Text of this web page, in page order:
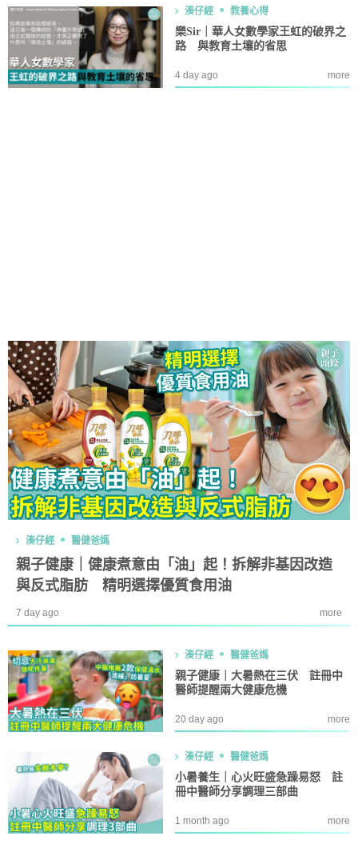
湊仔經 教養心得
樂Sir｜華人女數學家王虹的破界之
路 與教育土壤的省思
4 day ago more
湊仔經 醫健爸媽
親子健康｜健康煮意由「油」起！拆解非基因改造
與反式脂肪 精明選擇優質食用油
7 day ago more
湊仔經 醫健爸媽
親子健康｜大暑熱在三伏 註冊中
醫師提醒兩大健康危機
20 day ago more
湊仔經 醫健爸媽
小暑養生｜心火旺盛急躁易怒 註
冊中醫師分享調理三部曲
1 month ago more